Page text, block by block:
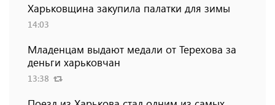
Харьковщина закупила палатки для зимы
14:03
Младенцам выдают медали от Терехова за
деньги харьковчан
13:38